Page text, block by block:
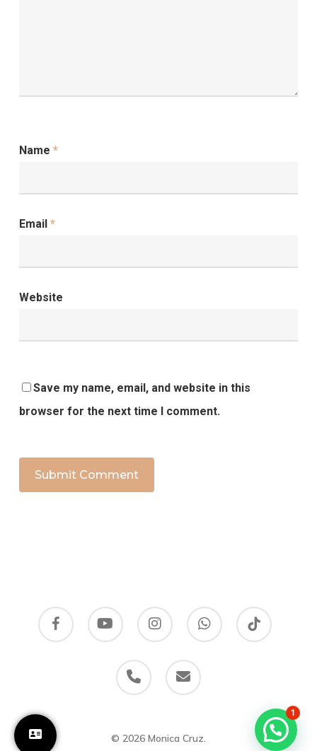
Name *
Email *
Website
Save my name, email, and website in this
browser for the next time I comment.
facebook youtube instagram whatsapp tiktok
phone email
© 2026 Monica Cruz.
1